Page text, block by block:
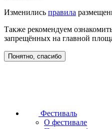
Изменились правила
Также рекомендуем
запрещённых на главной
Понятно, спасибо
Фестиваль
О фестивале